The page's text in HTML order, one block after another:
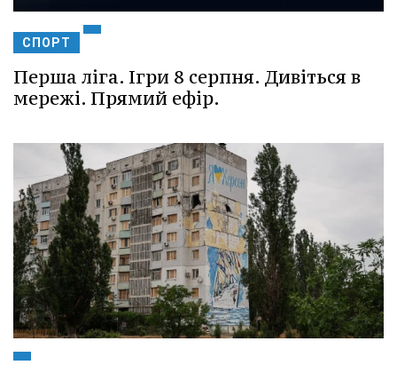
СПОРТ
Перша ліга. Ігри 8 серпня. Дивіться в
мережі. Прямий ефір.